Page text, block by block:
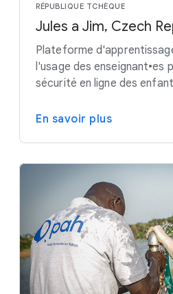
RÉPUBLIQUE TCHÈQUE
Jules a Jim, Czech
Plateforme
l'usage des enseignant•es
sécurité en ligne des
En savoir plus